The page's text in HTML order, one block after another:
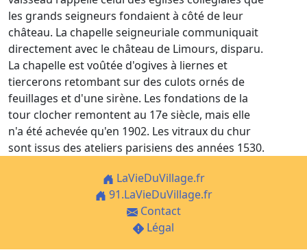
les grands seigneurs fondaient à côté de leur
château. La chapelle seigneuriale communiquait
directement avec le château de Limours, disparu.
La chapelle est voûtée d'ogives à liernes et
tiercerons retombant sur des culots ornés de
feuillages et d'une sirène. Les fondations de la
tour clocher remontent au 17e siècle, mais elle
n'a été achevée qu'en 1902. Les vitraux du chur
sont issus des ateliers parisiens des années 1530.
LaVieDuVillage.fr
91.LaVieDuVillage.fr
Contact
Légal